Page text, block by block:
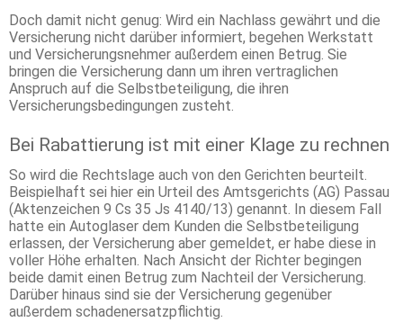
Doch damit nicht genug: Wird ein Nachlass gewährt und die
Versicherung nicht darüber informiert, begehen Werkstatt
und Versicherungsnehmer außerdem einen Betrug. Sie
bringen die Versicherung dann um ihren vertraglichen
Anspruch auf die Selbstbeteiligung, die ihren
Versicherungsbedingungen zusteht.
Bei Rabattierung ist mit einer Klage zu rechnen
So wird die Rechtslage auch von den Gerichten beurteilt.
Beispielhaft sei hier ein Urteil des Amtsgerichts (AG) Passau
(Aktenzeichen 9 Cs 35 Js 4140/13) genannt. In diesem Fall
hatte ein Autoglaser dem Kunden die Selbstbeteiligung
erlassen, der Versicherung aber gemeldet, er habe diese in
voller Höhe erhalten. Nach Ansicht der Richter begingen
beide damit einen Betrug zum Nachteil der Versicherung.
Darüber hinaus sind sie der Versicherung gegenüber
außerdem schadenersatzpflichtig.